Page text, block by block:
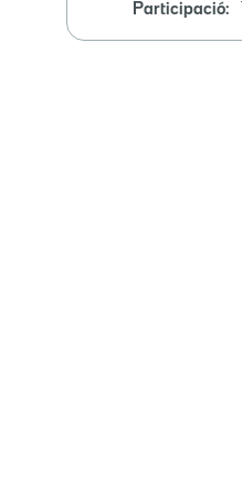
Participació: